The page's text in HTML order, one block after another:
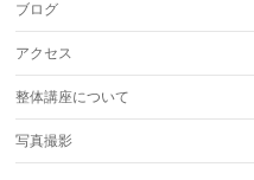
ブログ
アクセス
整体講座について
写真撮影